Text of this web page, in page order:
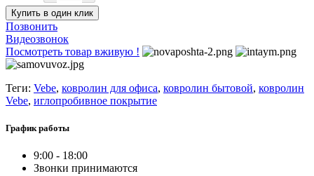
Купить в один клик
Позвонить
Видеозвонок
Посмотреть товар вживую !
Теги: Vebe, ковролин для офиса, ковролин бытовой, ковролин
Vebe, иглопробивное покрытие
График работы
9:00 - 18:00
Звонки принимаются